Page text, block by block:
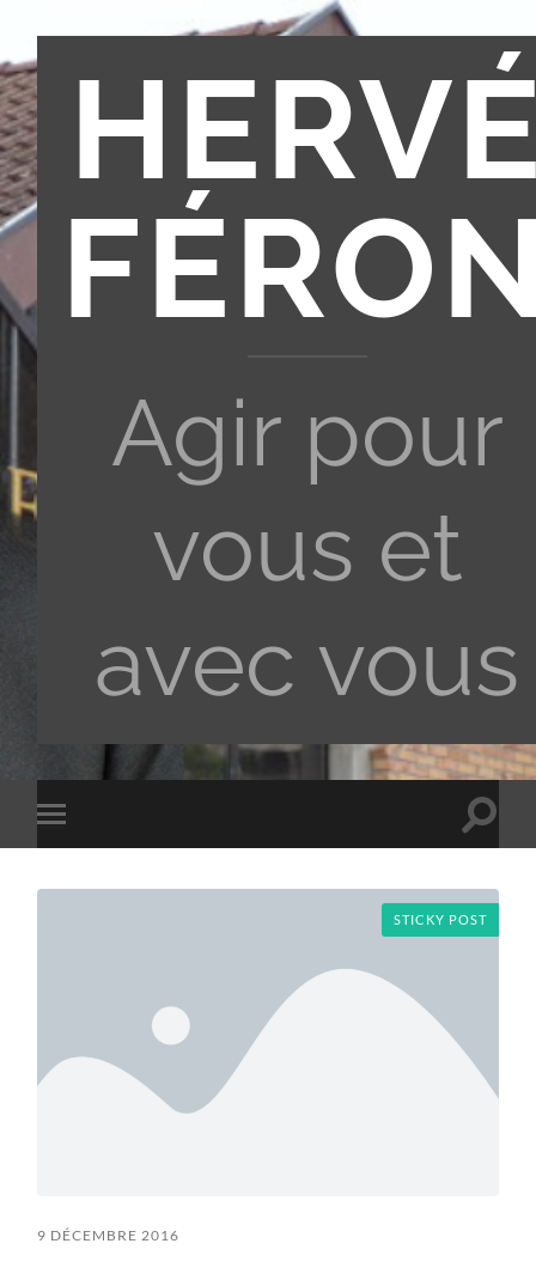
Agir pour
vous et
avec vous
Toggle
mobile
Toggle
STICKY POST
9 DÉCEMBRE 2016